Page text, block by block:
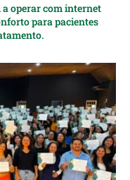
operar com internet
para pacientes